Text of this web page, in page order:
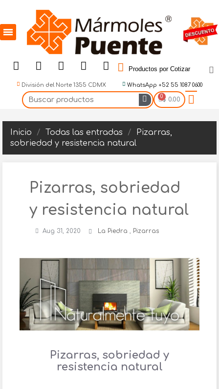
Productos por Cotizar
División del Norte 1355 CDMX WhatsApp +52 55 1087 0600
$ 0.00
Inicio Todas las entradas
Pizarras,
sobriedad y resistencia natural
Pizarras, sobriedad
y resistencia natural
Aug 31, 2020 La Piedra , Pizarras
Pizarras, sobriedad y
resistencia natural